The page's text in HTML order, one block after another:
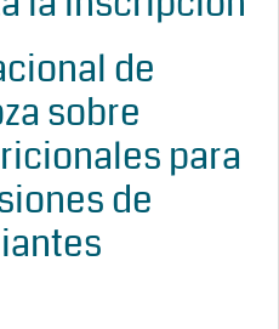
de
sobre
para
de